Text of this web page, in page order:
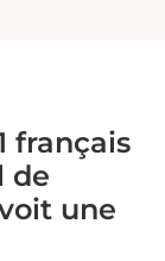
français
de
une